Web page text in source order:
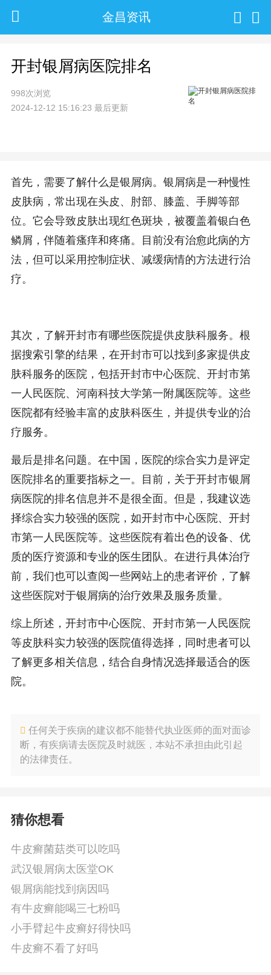
金昌资讯
开封银屑病医院排名
998次浏览
2024-12-12 15:16:23 最后更新
首先，需要了解什么是银屑病。银屑病是一种慢性
皮肤病，常出现在头皮、肘部、膝盖、手脚等部
位。它会导致皮肤出现红色斑块，被覆盖着银白色
鳞屑，伴随着瘙痒和疼痛。目前没有治愈此病的方
法，但可以采用控制症状、减缓病情的方法进行治
疗。
其次，了解开封市有哪些医院提供皮肤科服务。根
据搜索引擎的结果，在开封市可以找到多家提供皮
肤科服务的医院，包括开封市中心医院、开封市第
一人民医院、河南科技大学第一附属医院等。这些
医院都有经验丰富的皮肤科医生，并提供专业的治
疗服务。
最后是排名问题。在中国，医院的综合实力是评定
医院排名的重要指标之一。目前，关于开封市银屑
病医院的排名信息并不是很全面。但是，我建议选
择综合实力较强的医院，如开封市中心医院、开封
市第一人民医院等。这些医院有着出色的设备、优
质的医疗资源和专业的医生团队。在进行具体治疗
前，我们也可以查阅一些网站上的患者评价，了解
这些医院对于银屑病的治疗效果及服务质量。
综上所述，开封市中心医院、开封市第一人民医院
等皮肤科实力较强的医院值得选择，同时患者可以
了解更多相关信息，结合自身情况选择最适合的医
院。
任何关于疾病的建议都不能替代执业医师的面对面诊
断，有疾病请去医院及时就医，本站不承担由此引起
的法律责任。
猜你想看
牛皮癣菌菇类可以吃吗
武汉银屑病太医堂OK
银屑病能找到病因吗
有牛皮癣能喝三七粉吗
小手臂起牛皮癣好得快吗
牛皮癣不看了好吗